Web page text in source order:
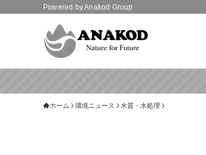
Powered by Anakod Group
ホーム 環境ニュース 水質・水処理